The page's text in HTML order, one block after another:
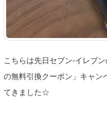
こちらは先日セブン‐イレブ
の無料引換クーポン」キャン
てきました☆